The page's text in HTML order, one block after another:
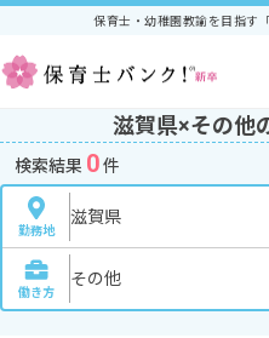
保育士・幼稚園教諭を目指す
滋賀県×その他
検索結果 0件
勤務地
滋賀県
働き方
その他